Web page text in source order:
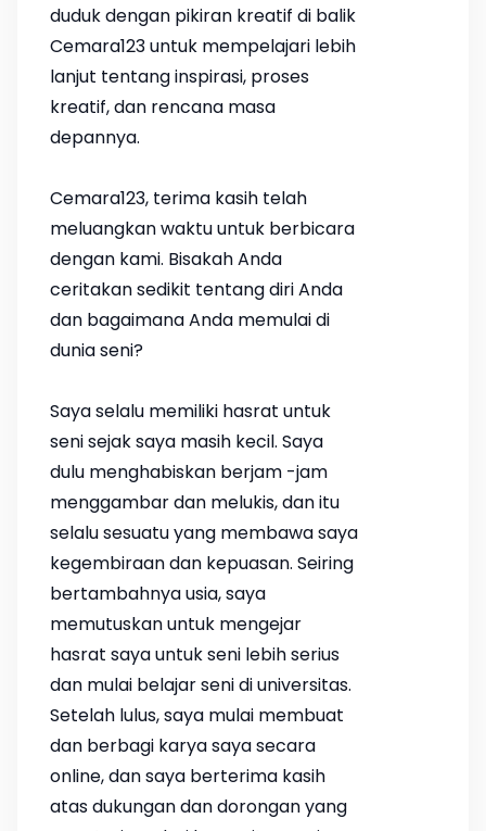
duduk dengan pikiran kreatif di balik
Cemara123 untuk mempelajari lebih
lanjut tentang inspirasi, proses
kreatif, dan rencana masa
depannya.
Cemara123, terima kasih telah
meluangkan waktu untuk berbicara
dengan kami. Bisakah Anda
ceritakan sedikit tentang diri Anda
dan bagaimana Anda memulai di
dunia seni?
Saya selalu memiliki hasrat untuk
seni sejak saya masih kecil. Saya
dulu menghabiskan berjam -jam
menggambar dan melukis, dan itu
selalu sesuatu yang membawa saya
kegembiraan dan kepuasan. Seiring
bertambahnya usia, saya
memutuskan untuk mengejar
hasrat saya untuk seni lebih serius
dan mulai belajar seni di universitas.
Setelah lulus, saya mulai membuat
dan berbagi karya saya secara
online, dan saya berterima kasih
atas dukungan dan dorongan yang